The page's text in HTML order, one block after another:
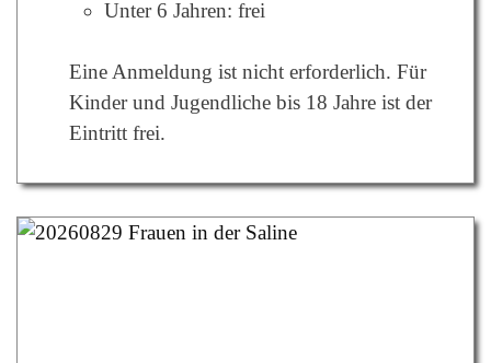
Unter 6 Jahren: frei
Eine Anmeldung ist nicht erforderlich. Für
Kinder und Jugendliche bis 18 Jahre ist der
Eintritt frei.